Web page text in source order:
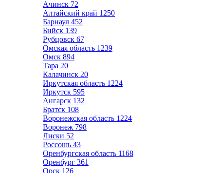
Ачинск 72
Алтайский край 1250
Барнаул 452
Бийск 139
Рубцовск 67
Омская область 1239
Омск 894
Тара 20
Калачинск 20
Иркутская область 1224
Иркутск 595
Ангарск 132
Братск 108
Воронежская область 1224
Воронеж 798
Лиски 52
Россошь 43
Оренбургская область 1168
Оренбург 361
Орск 126